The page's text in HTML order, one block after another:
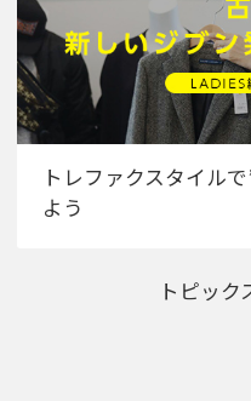
トレファクスタイル
よう
トピック